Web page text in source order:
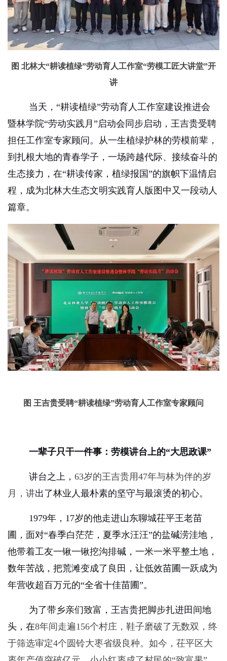
图 北林大“耕读植绿”劳动育人工作室“劳模工匠大讲堂”开
讲
当天，“耕读植绿”劳动育人工作室建设推进会
暨林学院“劳动实践月”启动会同步启动，王吉贵受聘
担任工作室专家顾问。从一生植绿护林的劳模前辈，
到扎根大地的青春学子，一场跨越代际、接续奋斗的
生态接力，在“耕读传家，植绿报国”的旗帜下温情启
程，成为北林大生态文明实践育人版图中又一段动人
篇章。
图 王吉贵受聘“耕读植绿”劳动育人工作室专家顾问
一辈子只干一件事：劳模讲台上的“大思政课”
讲台之上，63岁的王吉贵用47年与林为伴的岁
月，讲出了林业人最朴素的坚守与最滚烫的初心。
1979年， 17岁的他走进山东聊城茌平王老苗
圃，面对“春季白茫茫，夏季水汪汪”的盐碱涝洼地，
他带着工友一锹一锹挖沟排碱，一米一米平整土地，
数年苦战，把荒滩变成了良田，让低效苗圃一跃成为
年营收超百万元的“全省十佳苗圃”。
为了带乡亲们致富，王吉贵把脚步扎进田间地
头，在8年间走遍156个村庄，鞋子磨破了无数双，终
于筛选审定4个圆铃大枣省级良种。如今，茌平区大